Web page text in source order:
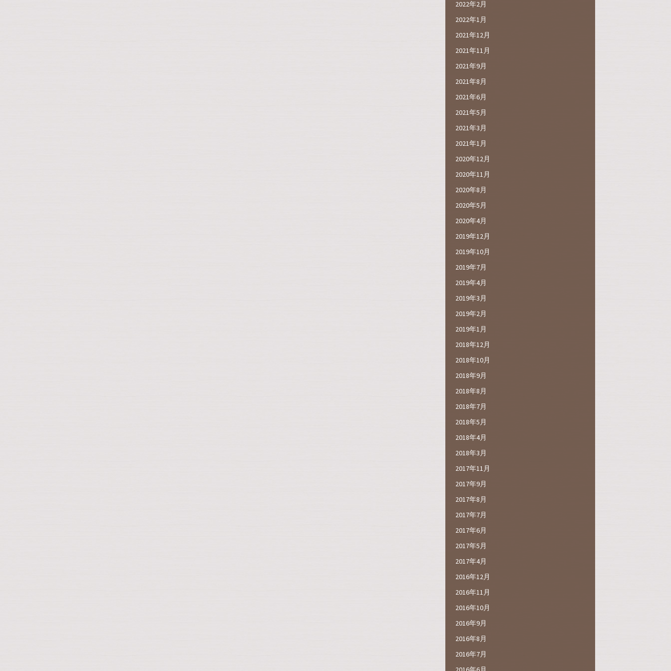
2022年2月
2022年1月
2021年12月
2021年11月
2021年9月
2021年8月
2021年6月
2021年5月
2021年3月
2021年1月
2020年12月
2020年11月
2020年8月
2020年5月
2020年4月
2019年12月
2019年10月
2019年7月
2019年4月
2019年3月
2019年2月
2019年1月
2018年12月
2018年10月
2018年9月
2018年8月
2018年7月
2018年5月
2018年4月
2018年3月
2017年11月
2017年9月
2017年8月
2017年7月
2017年6月
2017年5月
2017年4月
2016年12月
2016年11月
2016年10月
2016年9月
2016年8月
2016年7月